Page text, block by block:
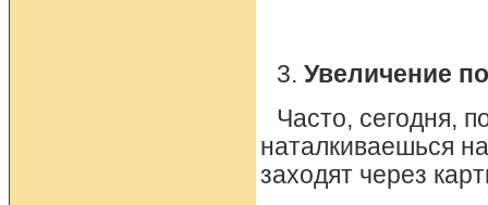
3. Увеличение
Часто, сегодня,
наталкиваешься
заходят через